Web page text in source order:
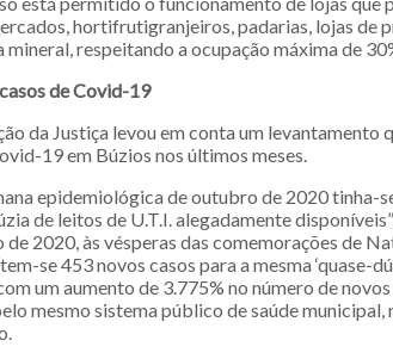
hortifrutigranjeiros, padarias, lojas de
mineral, respeitando a ocupação máxima de
de Covid-19
da Justiça levou em conta um levantamento
19 em Búzios nos últimos meses.
epidemiológica de outubro de 2020 tinha-
de leitos de U.T.I. alegadamente
2020, às vésperas das comemorações de
se 453 novos casos para a mesma ‘quase-
um aumento de 3.775% no número de novos
mesmo sistema público de saúde municipal,